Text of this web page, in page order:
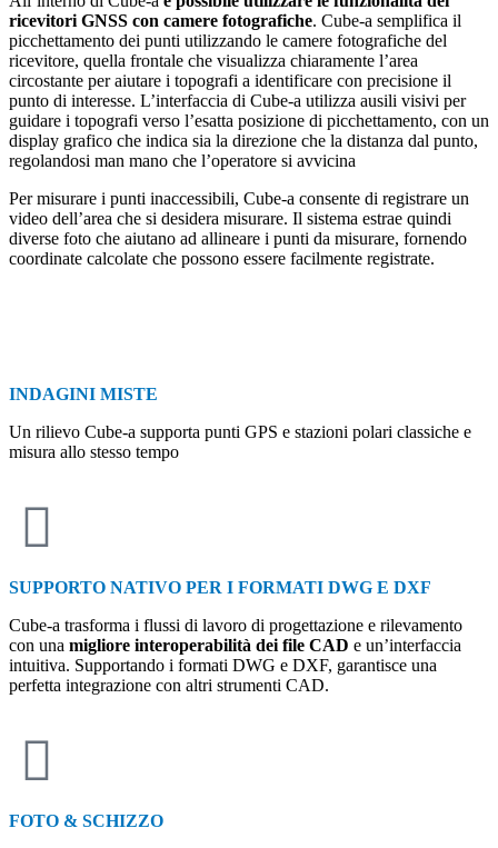
ricevitori GNSS con camere fotografiche. Cube-a semplifica il
picchettamento dei punti utilizzando le camere fotografiche del
ricevitore, quella frontale che visualizza chiaramente l’area
circostante per aiutare i topografi a identificare con precisione il
punto di interesse. L’interfaccia di Cube-a utilizza ausili visivi per
guidare i topografi verso l’esatta posizione di picchettamento, con un
display grafico che indica sia la direzione che la distanza dal punto,
regolandosi man mano che l’operatore si avvicina
Per misurare i punti inaccessibili, Cube-a consente di registrare un
video dell’area che si desidera misurare. Il sistema estrae quindi
diverse foto che aiutano ad allineare i punti da misurare, fornendo
coordinate calcolate che possono essere facilmente registrate.
INDAGINI MISTE
Un rilievo Cube-a supporta punti GPS e stazioni polari classiche e
misura allo stesso tempo
SUPPORTO NATIVO PER I FORMATI DWG E DXF
Cube-a trasforma i flussi di lavoro di progettazione e rilevamento
con una migliore interoperabilità dei file CAD e un’interfaccia
intuitiva. Supportando i formati DWG e DXF, garantisce una
perfetta integrazione con altri strumenti CAD.
FOTO & SCHIZZO